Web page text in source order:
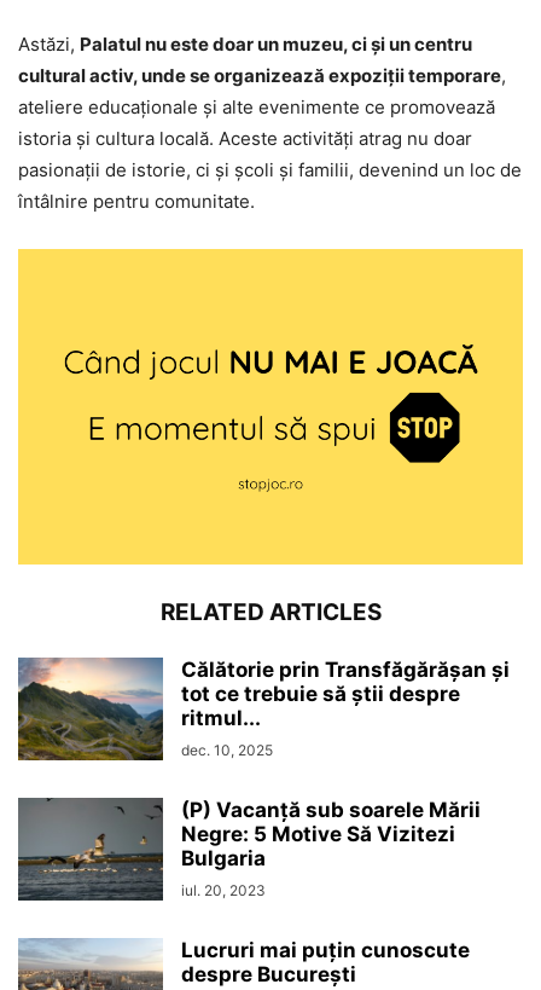
Astăzi, Palatul nu este doar un muzeu, ci și un centru
cultural activ, unde se organizează expoziții temporare,
ateliere educaționale și alte evenimente ce promovează
istoria și cultura locală. Aceste activități atrag nu doar
pasionații de istorie, ci și școli și familii, devenind un loc de
întâlnire pentru comunitate.
RELATED ARTICLES
Călătorie prin Transfăgărășan și
tot ce trebuie să știi despre
ritmul...
dec. 10, 2025
(P) Vacanță sub soarele Mării
Negre: 5 Motive Să Vizitezi
Bulgaria
iul. 20, 2023
Lucruri mai puțin cunoscute
despre București